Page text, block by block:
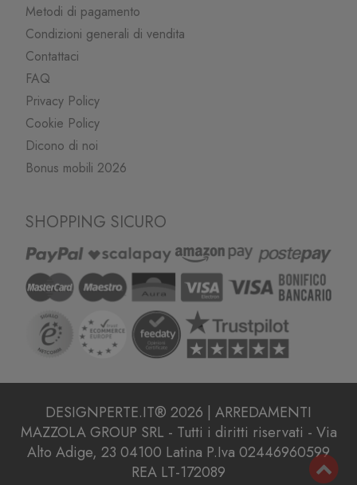
Metodi di pagamento
Condizioni generali di vendita
Contattaci
FAQ
Privacy Policy
Cookie Policy
Dicono di noi
Bonus mobili 2026
SHOPPING SICURO
DESIGNPERTE.IT® 2026 | ARREDAMENTI
MAZZOLA GROUP SRL - Tutti i diritti riservati - Via
Alto Adige, 23 04100 Latina P.Iva 02446960599
REA LT-172089